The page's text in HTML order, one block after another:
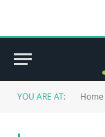
YOU ARE AT: Home